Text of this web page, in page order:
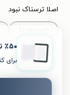
اصلا ترسناک نبود
م
میلاد
٪۵۰ تخفیف ویژۀ اولین خرید
برای